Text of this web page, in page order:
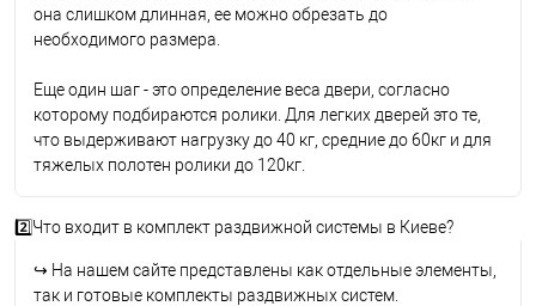
она слишком длинная, ее можно обрезать до
необходимого размера.
Еще один шаг - это определение веса двери, согласно
которому подбираются ролики. Для легких дверей это те,
что выдерживают нагрузку до 40 кг, средние до 60кг и для
тяжелых полотен ролики до 120кг.
2️⃣Что входит в комплект раздвижной системы в Киеве?
↪ На нашем сайте представлены как отдельные элементы,
так и готовые комплекты раздвижных систем.